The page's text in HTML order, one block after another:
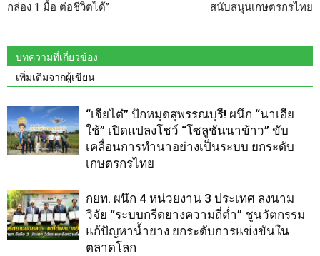
กล่อง 1 มื้อ ต่อชีวิตได้”
สนับสนุนเกษตรกรไทย
บทความที่เกี่ยวข้อง
เพิ่มเติมจากผู้เขียน
“เจียไต๋” ปักหมุดสุพรรณบุรี! ผนึก “นาเฮีย
ใช้” เปิดแปลงโชว์ “โซลูชันนาข้าว” ขับ
เคลื่อนการทำนาอย่างเป็นระบบ ยกระดับ
เกษตรกรไทย
กยท. ผนึก 4 หน่วยงาน 3 ประเทศ ลงนาม
วิจัย “ระบบกรีดยางความถี่ต่ำ” ชูนวัตกรรม
แก้ปัญหาน้ำยาง ยกระดับการแข่งขันใน
ตลาดโลก